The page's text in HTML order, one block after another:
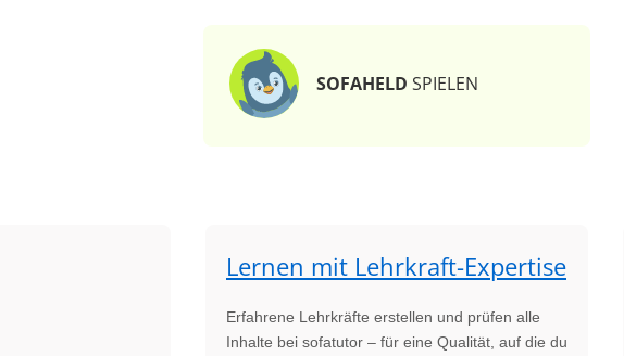
SOFAHELD SPIELEN
Lernen mit Lehrkraft-Expertise
Erfahrene Lehrkräfte erstellen und prüfen alle
Inhalte bei sofatutor – für eine Qualität, auf die du